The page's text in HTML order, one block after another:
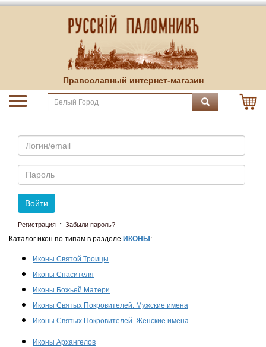
Православный интернет-магазин
Email
Пароль
Войти
Регистрация · Забыли пароль?
Каталог икон по типам в разделе ИКОНЫ :
Иконы Святой Троицы
Иконы Спасителя
Иконы Божьей Матери
Иконы Святых Покровителей. Мужские имена
Иконы Святых Покровителей. Женские имена
Иконы Архангелов